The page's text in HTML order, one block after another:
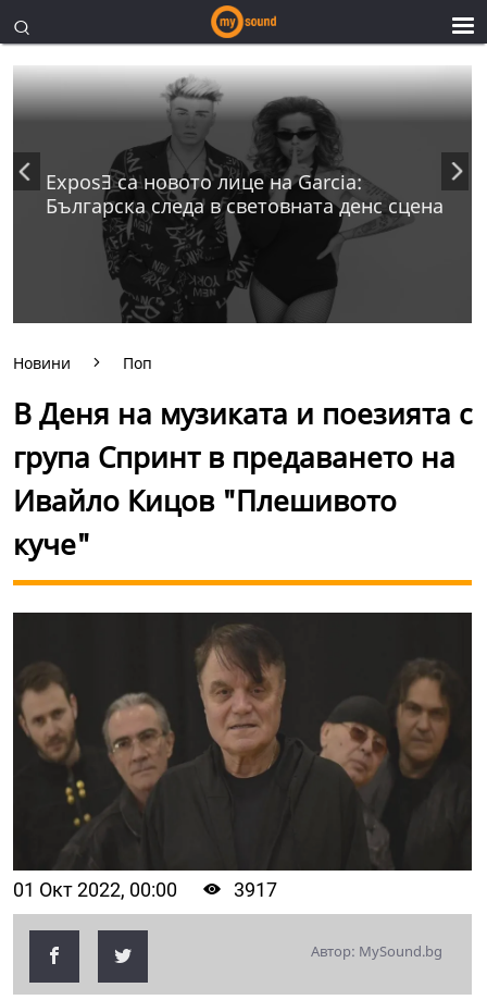
ExposƎ са новото лице на Garcia:
Българска следа в световната денс сцена
Новини Поп
В Деня на музиката и поезията с
група Спринт в предаването на
Ивайло Кицов "Плешивото
куче"
01 Окт 2022, 00:00 3917
Автор: MySound.bg